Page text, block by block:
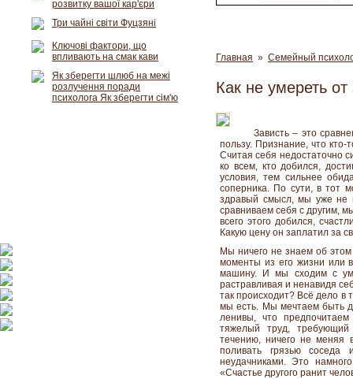
Главная » Семейный
Как не умереть от
Зависть – это
пользу. Признание, что кто-
Считая себя недостаточно
ко всем, кто добился,
условия, тем сильнее
соперника. По сути, в тот
здравый смысл, мы уже не
сравниваем себя с другим,
всего этого добился,
Какую цену он заплатил за
Мы ничего не знаем об
моменты из его жизни или
машину. И мы сходим с
растравливая и ненавидя
так происходит? Всё дело в
мы есть. Мы мечтаем быть
ленивы, что
тяжелый труд,
течению, ничего не меняя
поливать грязью соседа
неудачниками. Это
«Счастье другого ранит
розвитку вашої кар'єри
Три чайні світи Фуцзяні
Ключові фактори, що
впливають на смак кави
Як зберегти шлюб на межі
розлучення поради
психолога Як зберегти сім'ю